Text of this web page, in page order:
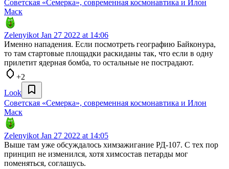
Советская «Семерка», современная космонавтика и Илон
Маск
Zelenyikot Jan 27 2022 at 14:06
Именно нападения. Если посмотреть географию Байконура,
то там стартовые площадки раскиданы так, что если в одну
прилетит ядерная бомба, то остальные не пострадают.
+2
Look
Советская «Семерка», современная космонавтика и Илон
Маск
Zelenyikot Jan 27 2022 at 14:05
Выше там уже обсуждалось химзажигание РД-107. С тех пор
принцип не изменился, хотя химсостав петарды мог
поменяться, соглашусь.